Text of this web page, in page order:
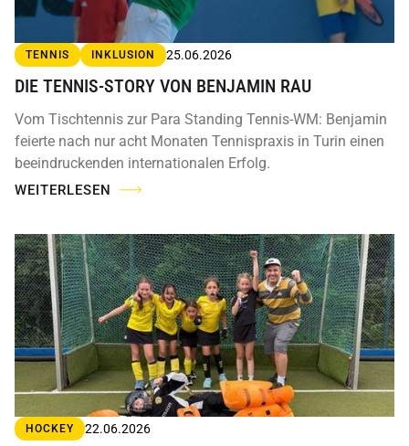
TENNIS INKLUSION 25.06.2026
DIE TENNIS-STORY VON BENJAMIN RAU
Vom Tischtennis zur Para Standing Tennis-WM: Benjamin
feierte nach nur acht Monaten Tennispraxis in Turin einen
beeindruckenden internationalen Erfolg.
WEITERLESEN
HOCKEY 22.06.2026